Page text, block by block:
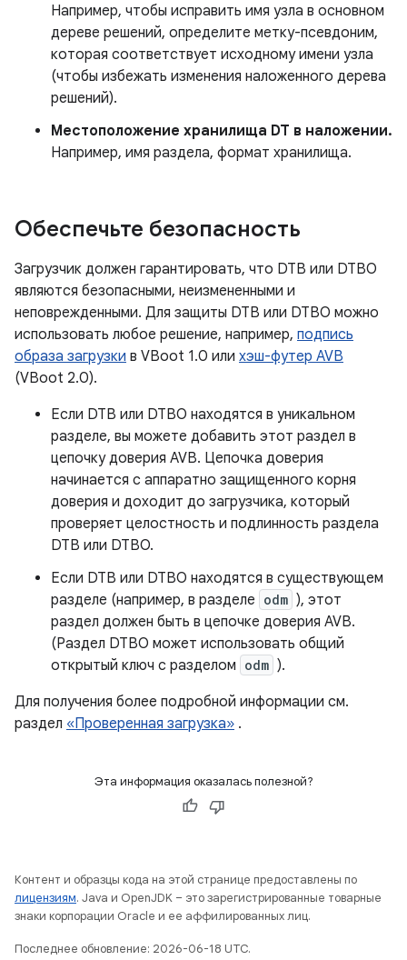
Например, чтобы исправить имя узла в основном
дереве решений, определите метку-псевдоним,
которая соответствует исходному имени узла
(чтобы избежать изменения наложенного дерева
решений).
Местоположение хранилища DT в наложении.
Например, имя раздела, формат хранилища.
Обеспечьте безопасность
Загрузчик должен гарантировать, что DTB или DTBO
являются безопасными, неизмененными и
неповрежденными. Для защиты DTB или DTBO можно
использовать любое решение, например, подпись
образа загрузки в VBoot 1.0 или хэш-футер AVB
(VBoot 2.0).
Если DTB или DTBO находятся в уникальном
разделе, вы можете добавить этот раздел в
цепочку доверия AVB. Цепочка доверия
начинается с аппаратно защищенного корня
доверия и доходит до загрузчика, который
проверяет целостность и подлинность раздела
DTB или DTBO.
Если DTB или DTBO находятся в существующем
разделе (например, в разделе odm ), этот
раздел должен быть в цепочке доверия AVB.
(Раздел DTBO может использовать общий
открытый ключ с разделом odm ).
Для получения более подробной информации см.
раздел «Проверенная загрузка» .
Эта информация оказалась полезной?
Контент и образцы кода на этой странице предоставлены по
лицензиям. Java и OpenJDK – это зарегистрированные товарные
знаки корпорации Oracle и ее аффилированных лиц.
Последнее обновление: 2026-06-18 UTC.